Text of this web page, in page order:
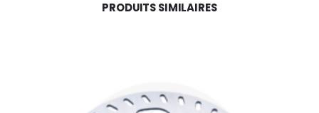
PRODUITS SIMILAIRES